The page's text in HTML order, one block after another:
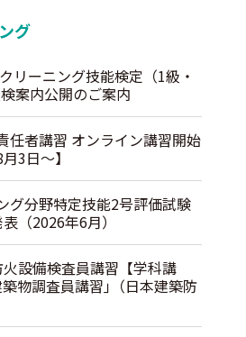
グ
リーニング技能検定（1級・
案内公開のご案内
任者講習 オンライン講習開始
3日～】
グ分野特定技能2号評価試験
（2026年6月）
設備検査員講習【学科講
物調査員講習｣（日本建築防